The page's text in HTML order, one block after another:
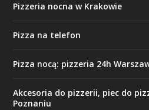
Pizzeria nocna w Krakowie
Pizza na telefon
Pizza nocą: pizzeria 24h
Akcesoria do pizzerii, piec do
Poznaniu